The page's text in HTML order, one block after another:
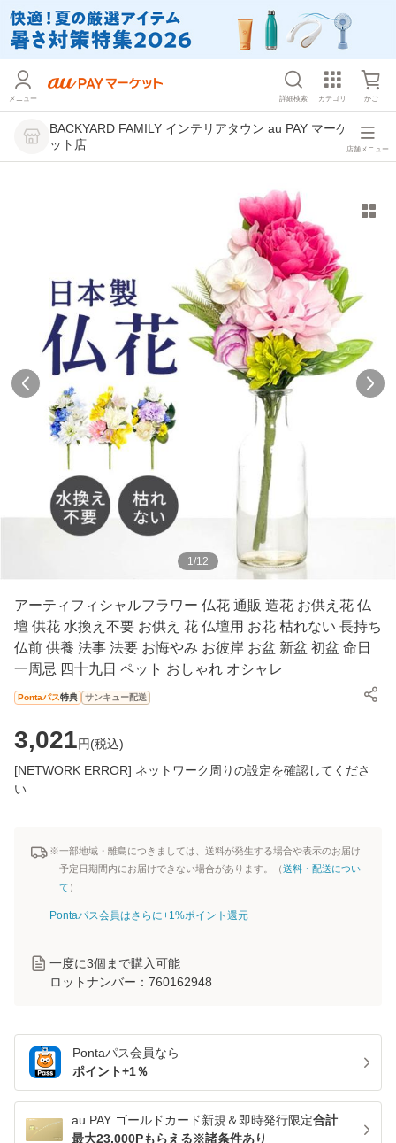
メニュー 詳細検索 カテゴリ かご
BACKYARD FAMILY インテリアタウン au PAY マーケ
ット店
店舗メニュー
1/12
アーティフィシャルフラワー 仏花 通販 造花 お供え花 仏
壇 供花 水換え不要 お供え 花 仏壇用 お花 枯れない 長持ち
仏前 供養 法事 法要 お悔やみ お彼岸 お盆 新盆 初盆 命日
一周忌 四十九日 ペット おしゃれ オシャレ
Pontaパス特典 サンキュー配送
3,021円(税込)
[NETWORK ERROR] ネットワーク周りの設定を確認してくださ
い
※一部地域・離島につきましては、送料が発生する場合や表示のお届け
予定日期間内にお届けできない場合があります。（送料・配送につい
て ）
Pontaパス会員はさらに+1%ポイント還元
一度に3個まで購入可能
ロットナンバー： 760162948
Pontaパス会員なら
ポイント+1％
au PAY ゴールドカード新規＆即時発行限定合計
最大23,000Pもらえる※諸条件あり